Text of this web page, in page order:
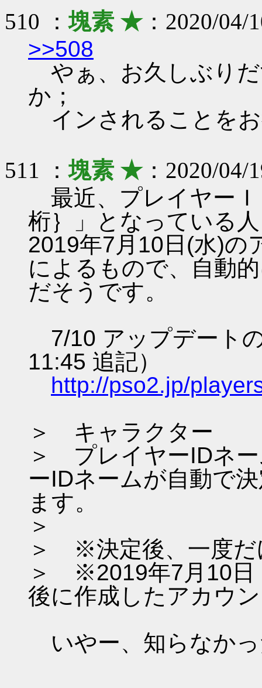
510 ：塊素 ★：2020/04/
>>508
やぁ、お久しぶり
か；
インされることを
511 ：塊素 ★：2020/04/
最近、プレイヤー
桁｝」となっている
2019年7月10日(水)の
によるもので、自動
だそうです。
7/10 アップデート
11:45 追記）
http://pso2.jp/
＞ キャラクター
＞ プレイヤーIDネ
ーIDネームが自動で
ます。
＞
＞ ※決定後、一度だ
＞ ※2019年7月10日
後に作成したアカウ
いやー、知らなか